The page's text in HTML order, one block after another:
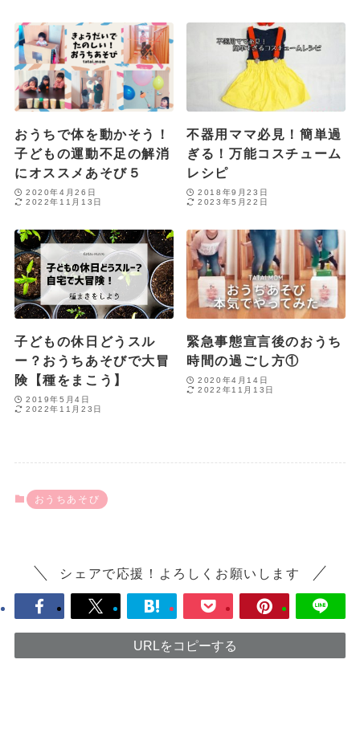
おうちあそび
シェアで応援！よろしくお願いします
URLをコピーする
おうちで体を動かそう！
子どもの運動不足の解消
にオススメあそび５
2020年4月26日
2022年11月13日
不器用ママ必見！簡単過
ぎる！万能コスチューム
レシピ
2018年9月23日
2023年5月22日
子どもの休日どうスル
ー？おうちあそびで大冒
険【種をまこう】
2019年5月4日
2022年11月23日
緊急事態宣言後のおうち
時間の過ごし方①
2020年4月14日
2022年11月13日